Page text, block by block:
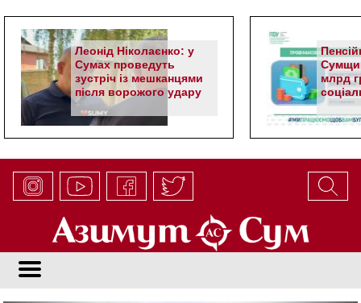
Леонід Ніколаєнко: у
Сумах проведуть
зустріч із мешканцями
після ворожого удару
млрд